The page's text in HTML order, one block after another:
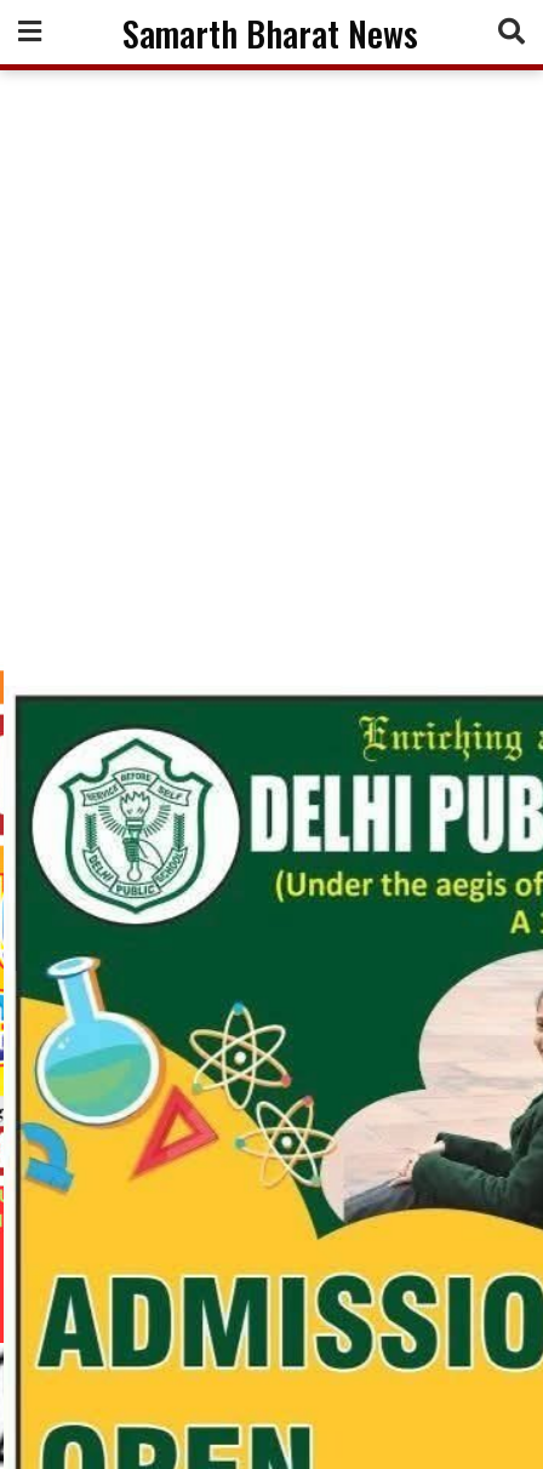
content
Samarth Bharat News